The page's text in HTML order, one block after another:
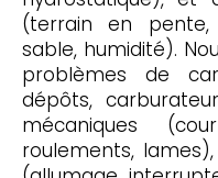
(terrain en pente,
sable, humidité).
problèmes de
dépôts,
mécaniques
roulements,